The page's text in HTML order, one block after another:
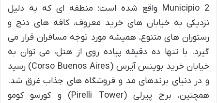
Municipio 2 واقع شده است؛ منطقه ای که به دلیل
نزدیکی به خیابان های خرید معروف، کافه های دنج و
رستوران های متنوع، همیشه مورد توجه مسافران قرار می
گیرد. با تنها ده دقیقه پیاده روی از هتل، می توان به
خیابان خرید بوینس آیرس (Corso Buenos Aires) رسید
و در دنیای برندهای مد و فروشگاه های جذاب غرق شد.
همچنین، برج پیرلی (Pirelli Tower) و کورسو کومو